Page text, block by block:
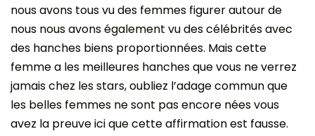
nous avons tous vu des femmes figurer autour de
nous nous avons également vu des célébrités avec
des hanches biens proportionnées. Mais cette
femme a les meilleures hanches que vous ne verrez
jamais chez les stars, oubliez l’adage commun que
les belles femmes ne sont pas encore nées vous
avez la preuve ici que cette affirmation est fausse.